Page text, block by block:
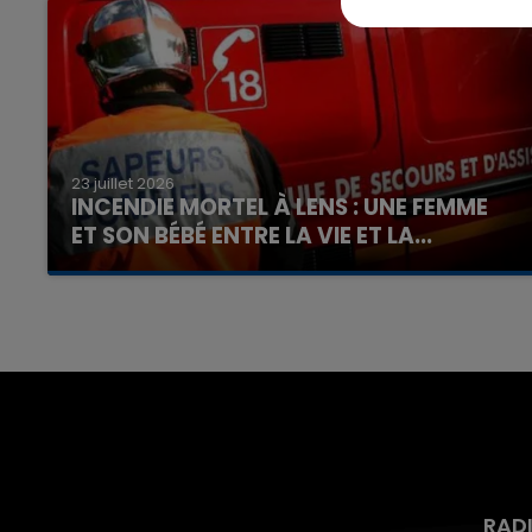
23 juillet 2026
INCENDIE MORTEL À LENS : UNE FEMME
ET SON BÉBÉ ENTRE LA VIE ET LA...
Un homme s'est immolé par le feu après avoir